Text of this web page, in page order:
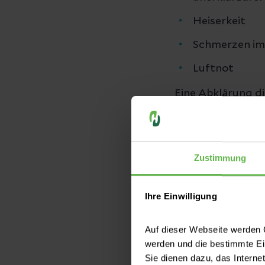
Zustimmung
Ihre Einwilligung
Auf dieser Webseite
werden und die bestimmte
Sie dienen dazu, das
Heiserkeit
Schmerzen
Luftnot
Eine Abklärung
Die Abklärung
Kontrastmittel
„Die
Warnzeichen